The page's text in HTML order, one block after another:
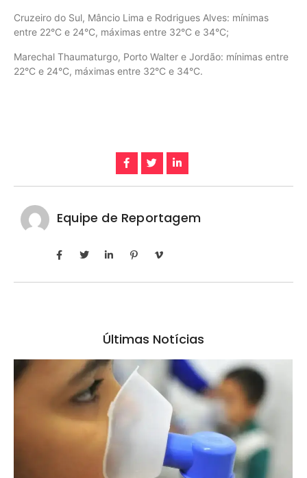
Cruzeiro do Sul, Mâncio Lima e Rodrigues Alves: mínimas
entre 22°C e 24°C, máximas entre 32°C e 34°C;
Marechal Thaumaturgo, Porto Walter e Jordão: mínimas entre
22°C e 24°C, máximas entre 32°C e 34°C.
Equipe de Reportagem
Últimas Notícias